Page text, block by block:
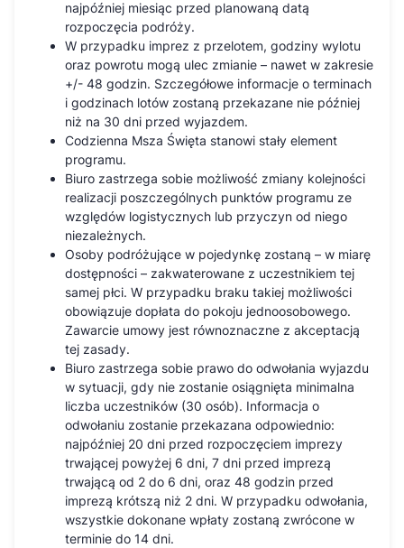
najpóźniej miesiąc przed planowaną datą
rozpoczęcia podróży.
W przypadku imprez z przelotem, godziny wylotu
oraz powrotu mogą ulec zmianie – nawet w zakresie
+/- 48 godzin. Szczegółowe informacje o terminach
i godzinach lotów zostaną przekazane nie później
niż na 30 dni przed wyjazdem.
Codzienna Msza Święta stanowi stały element
programu.
Biuro zastrzega sobie możliwość zmiany kolejności
realizacji poszczególnych punktów programu ze
względów logistycznych lub przyczyn od niego
niezależnych.
Osoby podróżujące w pojedynkę zostaną – w miarę
dostępności – zakwaterowane z uczestnikiem tej
samej płci. W przypadku braku takiej możliwości
obowiązuje dopłata do pokoju jednoosobowego.
Zawarcie umowy jest równoznaczne z akceptacją
tej zasady.
Biuro zastrzega sobie prawo do odwołania wyjazdu
w sytuacji, gdy nie zostanie osiągnięta minimalna
liczba uczestników (30 osób). Informacja o
odwołaniu zostanie przekazana odpowiednio:
najpóźniej 20 dni przed rozpoczęciem imprezy
trwającej powyżej 6 dni, 7 dni przed imprezą
trwającą od 2 do 6 dni, oraz 48 godzin przed
imprezą krótszą niż 2 dni. W przypadku odwołania,
wszystkie dokonane wpłaty zostaną zwrócone w
terminie do 14 dni.